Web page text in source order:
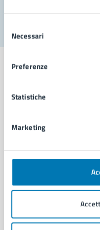
delNecessari
Preferenze
Statistiche
Marketing
Comune di Napoli
AMMINISTRAZIONE
Organi di governo
Enti e fondazioni
Personale amministrativo